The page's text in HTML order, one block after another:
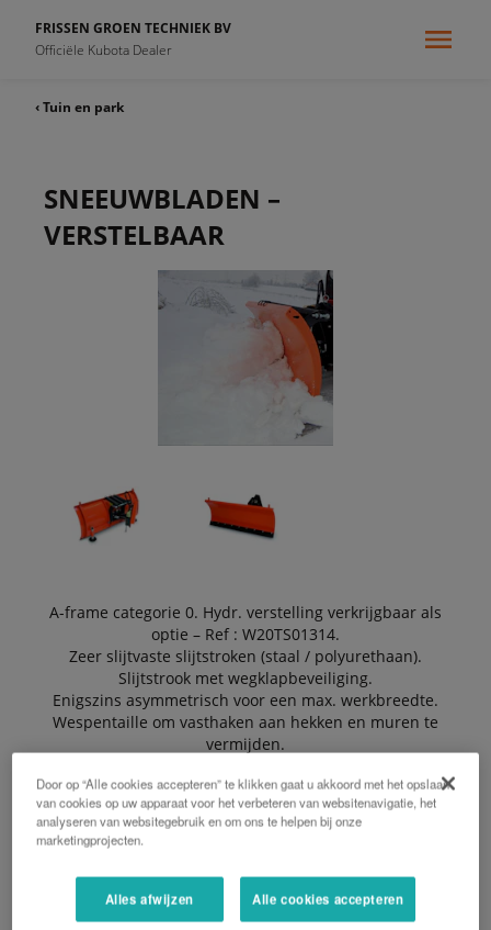
FRISSEN GROEN TECHNIEK BV
Officiële Kubota Dealer
‹ Tuin en park
SNEEUWBLADEN –
VERSTELBAAR
A-frame categorie 0. Hydr. verstelling verkrijgbaar als
optie – Ref : W20TS01314.
Zeer slijtvaste slijtstroken (staal / polyurethaan).
Slijtstrook met wegklapbeveiliging.
Enigszins asymmetrisch voor een max. werkbreedte.
Wespentaille om vasthaken aan hekken en muren te
vermijden.
BROCHURE
Door op “Alle cookies accepteren” te klikken gaat u akkoord met het opslaan
van cookies op uw apparaat voor het verbeteren van websitenavigatie, het
analyseren van websitegebruik en om ons te helpen bij onze
marketingprojecten.
Alles afwijzen Alle cookies accepteren